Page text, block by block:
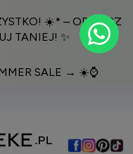
☀️* – ODBIERZ
TANIEJ! ✨
SALE → ☀️⌚️